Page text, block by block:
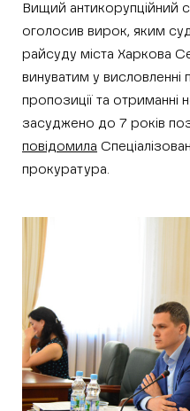
Вищий антикорупційний
оголосив вирок, яким
райсуду міста Харкова
винуватим у висловленні
пропозиції та отриманні
засуджено до 7 років
повідомила
прокуратура.